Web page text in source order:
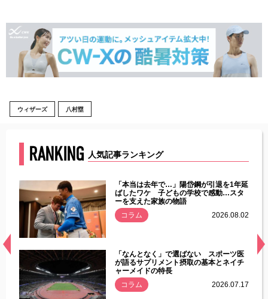
ウィザーズ 八村塁
RANKING 人気記事ランキング
常
「本当は去年で…」陽岱鋼が引退を1年延
ばしたワケ 子どもの学校で感動…スタ
ーを支えた家族の物語
コラム
2026.08.02
「なんとなく」で選ばない スポーツ医
が語るサプリメント摂取の基本とネイチ
ャーメイドの特長
コラム
2026.07.17